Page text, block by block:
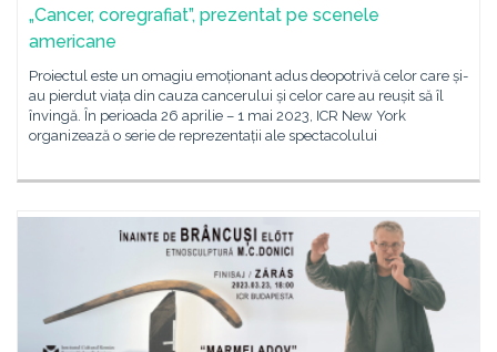
„Cancer, coregrafiat”, prezentat pe scenele
americane
Proiectul este un omagiu emoționant adus deopotrivă celor care și-
au pierdut viața din cauza cancerului și celor care au reușit să îl
învingă. În perioada 26 aprilie – 1 mai 2023, ICR New York
organizează o serie de reprezentații ale spectacolului